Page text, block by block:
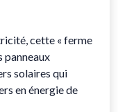
cette « ferme
panneaux
solaires qui
en énergie de